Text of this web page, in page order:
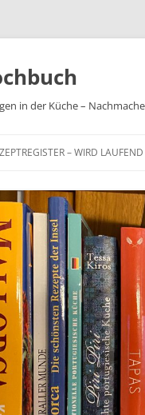
in der Küche –
– WIRD